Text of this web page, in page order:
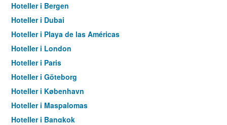
Hoteller i Bergen
Hoteller i Dubai
Hoteller i Playa de las Américas
Hoteller i London
Hoteller i Paris
Hoteller i Göteborg
Hoteller i København
Hoteller i Maspalomas
Hoteller i Bangkok